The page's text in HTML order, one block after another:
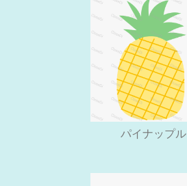
パイナップル